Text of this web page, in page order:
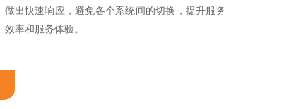
做出快速响应，避免各个系统间的切换，提升服务
效率和服务体验。